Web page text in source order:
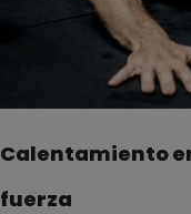
Calentamiento
fuerza